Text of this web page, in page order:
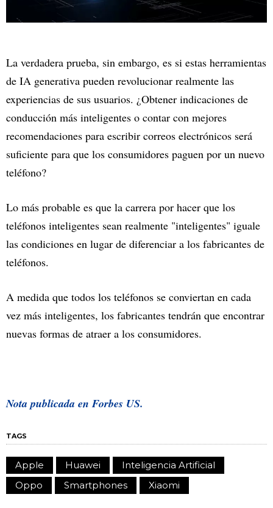
La verdadera prueba, sin embargo, es si estas herramientas
de IA generativa pueden revolucionar realmente las
experiencias de sus usuarios. ¿Obtener indicaciones de
conducción más inteligentes o contar con mejores
recomendaciones para escribir correos electrónicos será
suficiente para que los consumidores paguen por un nuevo
teléfono?
Lo más probable es que la carrera por hacer que los
teléfonos inteligentes sean realmente "inteligentes" iguale
las condiciones en lugar de diferenciar a los fabricantes de
teléfonos.
A medida que todos los teléfonos se conviertan en cada
vez más inteligentes, los fabricantes tendrán que encontrar
nuevas formas de atraer a los consumidores.
Nota publicada en Forbes US.
TAGS
Apple Huawei
Inteligencia Artificial
Oppo
Smartphones Xiaomi